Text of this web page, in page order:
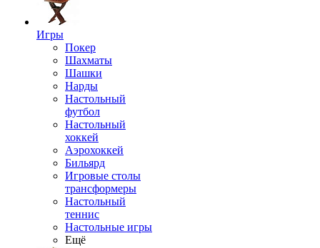
Игры
Покер
Шахматы
Шашки
Нарды
Настольный
футбол
Настольный
хоккей
Аэрохоккей
Бильярд
Игровые столы
трансформеры
Настольный
теннис
Настольные игры
Ещё